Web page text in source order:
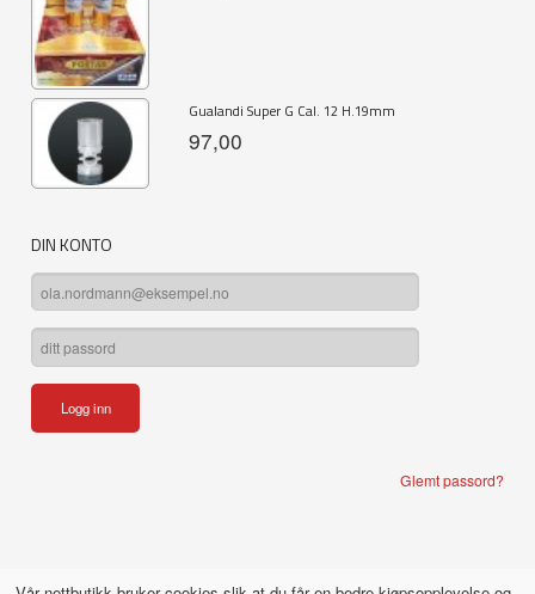
Gualandi Super G Cal. 12 H.19mm
97,00
DIN KONTO
Glemt passord?